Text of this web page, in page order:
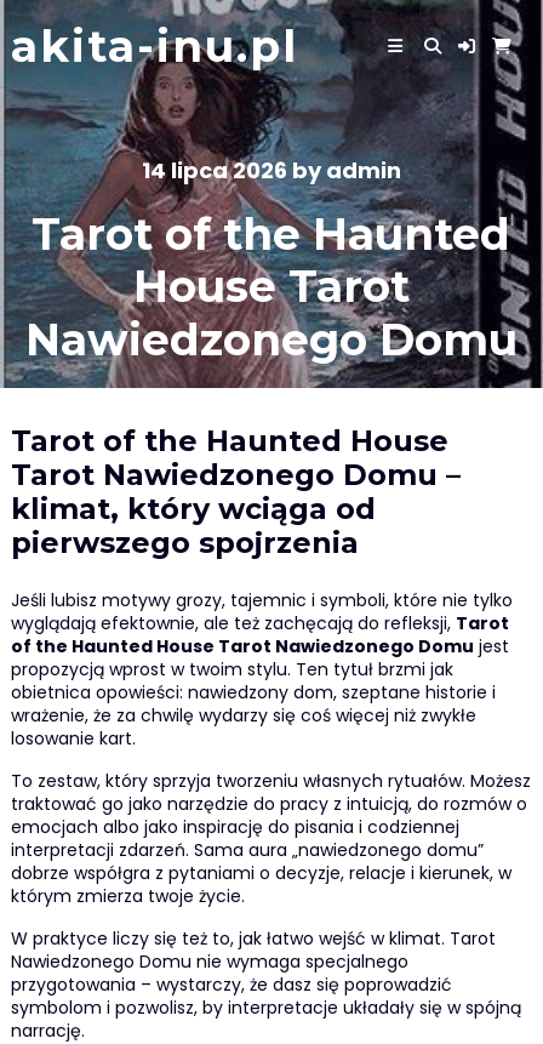
Skip
to
content
akita-inu.pl
14 lipca 2026 byadmin
Tarot of the Haunted
House Tarot
Nawiedzonego Domu
Tarot of the Haunted House
Tarot Nawiedzonego Domu –
klimat, który wciąga od
pierwszego spojrzenia
Jeśli lubisz motywy grozy, tajemnic i symboli, które nie tylko
wyglądają efektownie, ale też zachęcają do refleksji, Tarot
of the Haunted House Tarot Nawiedzonego Domu jest
propozycją wprost w twoim stylu. Ten tytuł brzmi jak
obietnica opowieści: nawiedzony dom, szeptane historie i
wrażenie, że za chwilę wydarzy się coś więcej niż zwykłe
losowanie kart.
To zestaw, który sprzyja tworzeniu własnych rytuałów. Możesz
traktować go jako narzędzie do pracy z intuicją, do rozmów o
emocjach albo jako inspirację do pisania i codziennej
interpretacji zdarzeń. Sama aura „nawiedzonego domu”
dobrze współgra z pytaniami o decyzje, relacje i kierunek, w
którym zmierza twoje życie.
W praktyce liczy się też to, jak łatwo wejść w klimat. Tarot
Nawiedzonego Domu nie wymaga specjalnego
przygotowania – wystarczy, że dasz się poprowadzić
symbolom i pozwolisz, by interpretacje układały się w spójną
narrację.